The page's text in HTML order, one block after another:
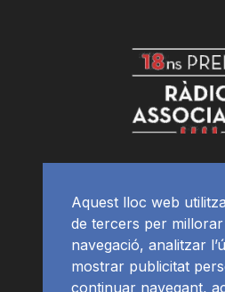
Aquest lloc web
de tercers per millorar
navegació, analitzar
mostrar publicitat
continuar navegant,